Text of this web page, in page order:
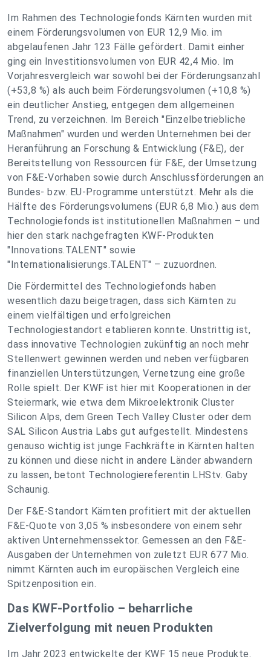
Im Rahmen des Technologiefonds Kärnten wurden mit
einem Förderungsvolumen von EUR 12,9 Mio. im
abgelaufenen Jahr 123 Fälle gefördert. Damit einher
ging ein Investitionsvolumen von EUR 42,4 Mio. Im
Vorjahresvergleich war sowohl bei der Förderungsanzahl
(+53,8 %) als auch beim Förderungsvolumen (+10,8 %)
ein deutlicher Anstieg, entgegen dem allgemeinen
Trend, zu verzeichnen. Im Bereich "Einzelbetriebliche
Maßnahmen" wurden und werden Unternehmen bei der
Heranführung an Forschung & Entwicklung (F&E), der
Bereitstellung von Ressourcen für F&E, der Umsetzung
von F&E-Vorhaben sowie durch Anschlussförderungen an
Bundes- bzw. EU-Programme unterstützt. Mehr als die
Hälfte des Förderungsvolumens (EUR 6,8 Mio.) aus dem
Technologiefonds ist institutionellen Maßnahmen – und
hier den stark nachgefragten KWF-Produkten
"Innovations.TALENT" sowie
"Internationalisierungs.TALENT" – zuzuordnen.
Die Fördermittel des Technologiefonds haben
wesentlich dazu beigetragen, dass sich Kärnten zu
einem vielfältigen und erfolgreichen
Technologiestandort etablieren konnte. Unstrittig ist,
dass innovative Technologien zukünftig an noch mehr
Stellenwert gewinnen werden und neben verfügbaren
finanziellen Unterstützungen, Vernetzung eine große
Rolle spielt. Der KWF ist hier mit Kooperationen in der
Steiermark, wie etwa dem Mikroelektronik Cluster
Silicon Alps, dem Green Tech Valley Cluster oder dem
SAL Silicon Austria Labs gut aufgestellt. Mindestens
genauso wichtig ist junge Fachkräfte in Kärnten halten
zu können und diese nicht in andere Länder abwandern
zu lassen, betont Technologiereferentin LHStv. Gaby
Schaunig.
Der F&E-Standort Kärnten profitiert mit der aktuellen
F&E-Quote von 3,05 % insbesondere von einem sehr
aktiven Unternehmenssektor. Gemessen an den F&E-
Ausgaben der Unternehmen von zuletzt EUR 677 Mio.
nimmt Kärnten auch im europäischen Vergleich eine
Spitzenposition ein.
Das KWF-Portfolio – beharrliche
Zielverfolgung mit neuen Produkten
Im Jahr 2023 entwickelte der KWF 15 neue Produkte.